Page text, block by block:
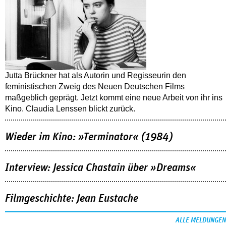
Jutta Brückner hat als Autorin und Regisseurin den
feministischen Zweig des Neuen Deutschen Films
maßgeblich geprägt. Jetzt kommt eine neue Arbeit von ihr ins
Kino. Claudia Lenssen blickt zurück.
Wieder im Kino: »Terminator« (1984)
Interview: Jessica Chastain über »Dreams«
Filmgeschichte: Jean Eustache
ALLE MELDUNGEN